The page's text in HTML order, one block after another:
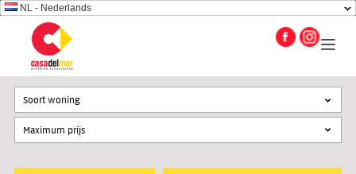
NL - Nederlands
Soort woning